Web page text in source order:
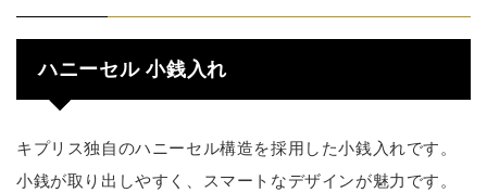
ハニーセル 小銭入れ
キプリス独自のハニーセル構造を採用した小銭入れです。
小銭が取り出しやすく、スマートなデザインが魅力です。